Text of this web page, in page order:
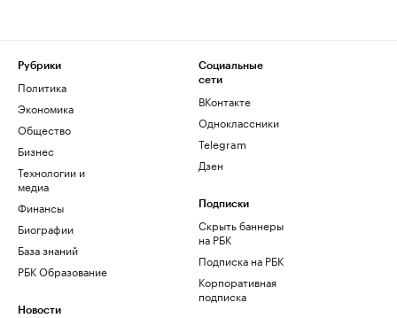
Рубрики
Политика
Экономика
Общество
Бизнес
Технологии и
медиа
Финансы
Биографии
База знаний
РБК Образование
Новости
Социальные
сети
ВКонтакте
Одноклассники
Telegram
Дзен
Подписки
Скрыть баннеры
на РБК
Подписка на РБК
Корпоративная
подписка